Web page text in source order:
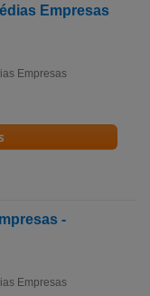
Empresas
Empresas
-
Empresas